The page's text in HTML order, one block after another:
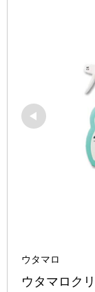
ウタマロ
ウタマロク